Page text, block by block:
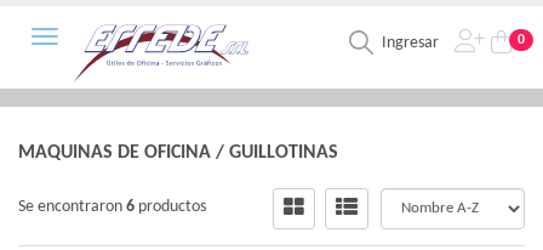
Ingresar 0
Toggle navigation
MAQUINAS DE OFICINA / GUILLOTINAS
Se encontraron 6 productos